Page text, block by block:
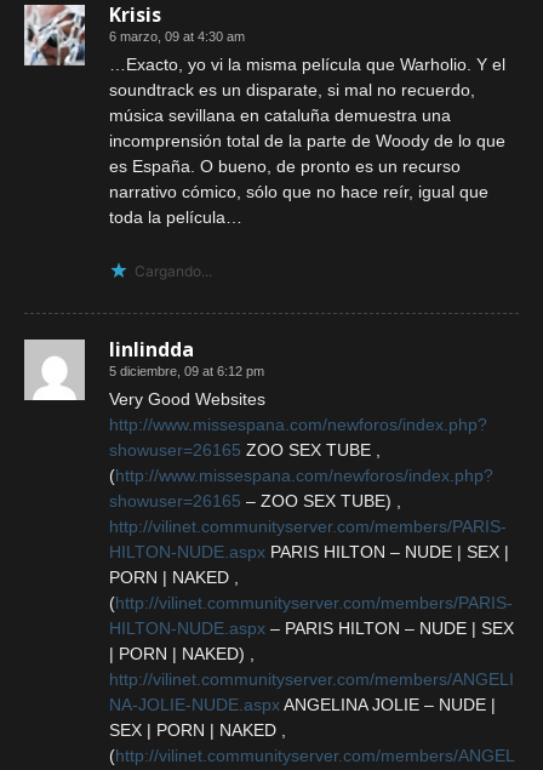
Krisis
6 marzo, 09 at 4:30 am
…Exacto, yo vi la misma película que Warholio. Y el
soundtrack es un disparate, si mal no recuerdo,
música sevillana en cataluña demuestra una
incomprensión total de la parte de Woody de lo que
es España. O bueno, de pronto es un recurso
narrativo cómico, sólo que no hace reír, igual que
toda la película…
Cargando...
linlindda
5 diciembre, 09 at 6:12 pm
Very Good Websites
http://www.missespana.com/newforos/index.php?
showuser=26165 ZOO SEX TUBE ,
(http://www.missespana.com/newforos/index.php?
showuser=26165 – ZOO SEX TUBE) ,
http://vilinet.communityserver.com/members/PARIS-
HILTON-NUDE.aspx PARIS HILTON – NUDE | SEX |
PORN | NAKED ,
(http://vilinet.communityserver.com/members/PARIS-
HILTON-NUDE.aspx – PARIS HILTON – NUDE | SEX
| PORN | NAKED) ,
http://vilinet.communityserver.com/members/ANGELI
NA-JOLIE-NUDE.aspxANGELINA JOLIE – NUDE |
SEX | PORN | NAKED ,
(http://vilinet.communityserver.com/members/ANGEL